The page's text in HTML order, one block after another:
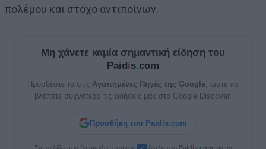
πολέμου και στόχο αντιποίνων.
Μη χάνετε καμία σημαντική είδηση του
Paidis.com
Προσθέστε το στις Αγαπημένες Πηγές της Google , ώστε να
βλέπετε συχνότερα τις ειδήσεις μας στο Google Discover.
Προσθήκη του Paidis.com